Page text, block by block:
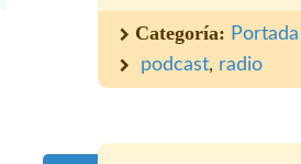
Categoría: Portada
podcast, radio